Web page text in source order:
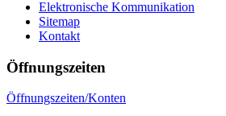
Elektronische Kommunikation
Sitemap
Kontakt
Öffnungszeiten
Öffnungszeiten/Konten